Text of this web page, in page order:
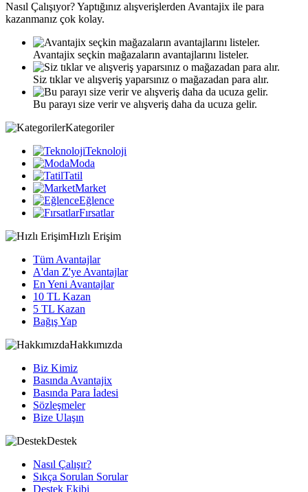
Nasıl Çalışıyor?Yaptığınız alışverişlerden Avantajix ile para
kazanmanız çok kolay.
Avantajix seçkin mağazaların avantajlarını listeler.
Siz tıklar ve alışveriş yaparsınız o mağazadan para alır.
Bu parayı size verir ve alışveriş daha da ucuza gelir.
Kategoriler
Teknoloji
Moda
Tatil
Market
Eğlence
Fırsatlar
Hızlı Erişim
Tüm Avantajlar
A'dan Z'ye Avantajlar
En Yeni Avantajlar
10 TL Kazan
5 TL Kazan
Bağış Yap
Hakkımızda
Biz Kimiz
Basında Avantajix
Basında Para İadesi
Sözleşmeler
Bize Ulaşın
Destek
Nasıl Çalışır?
Sıkça Sorulan Sorular
Destek Ekibi